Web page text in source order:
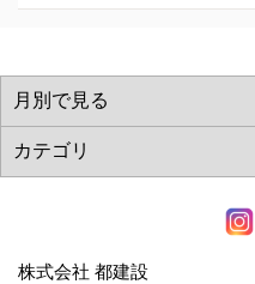
株式会社 都建設